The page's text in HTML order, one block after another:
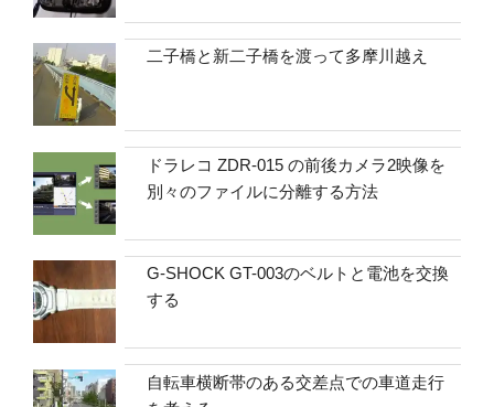
二子橋と新二子橋を渡って多摩川越え
ドラレコ ZDR-015 の前後カメラ2映像を
別々のファイルに分離する方法
G-SHOCK GT-003のベルトと電池を交換
する
自転車横断帯のある交差点での車道走行